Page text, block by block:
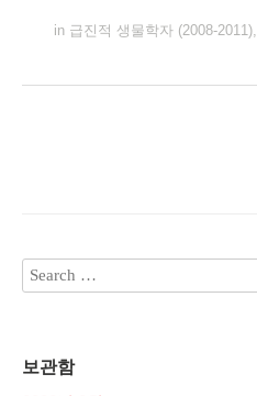
in 급진적 생물학자 (2008-2011),
보관함